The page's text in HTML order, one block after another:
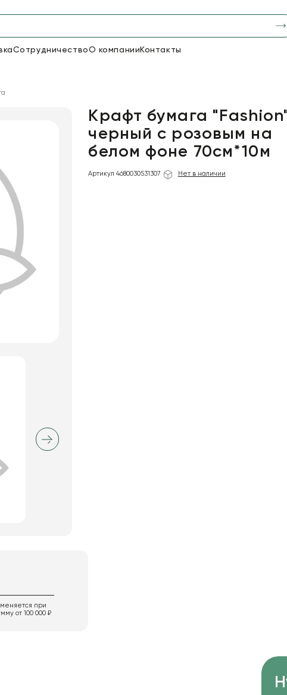
СотрудничествоО компании Контакты
Пленка
18
Сетка6
Крафт бумага
черный с розовым на
белом фоне 70см*10м
Артикул 4680030531307 Нет в наличии
при
от 100 000 ₽